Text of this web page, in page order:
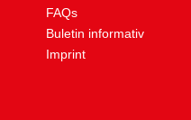
FAQs
Buletin informativ
Imprint